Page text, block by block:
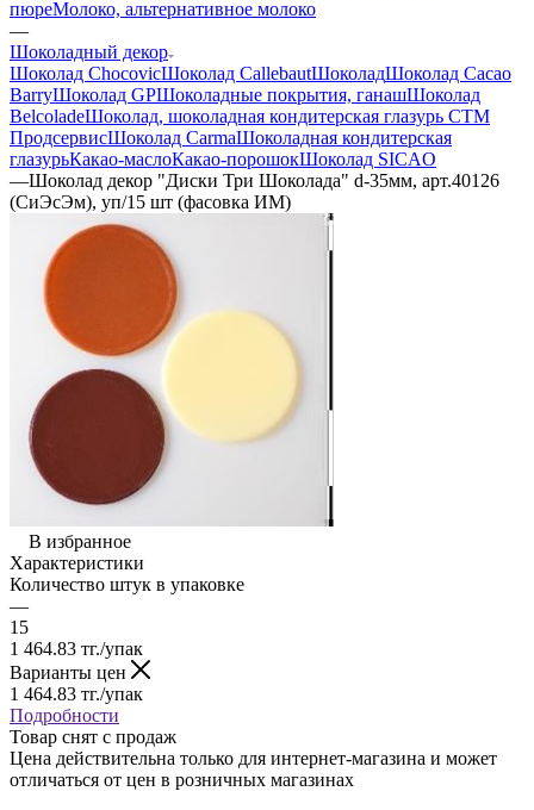
пюреМолоко, альтернативное молоко
—
Шоколадный декор
Шоколад ChocovicШоколад CallebautШоколадШоколад Cacao
BarryШоколад GPШоколадные покрытия, ганашШоколад
BelcoladeШоколад, шоколадная кондитерская глазурь СТМ
ПродсервисШоколад CarmaШоколадная кондитерская
глазурьКакао-маслоКакао-порошокШоколад SICAO
—Шоколад декор "Диски Три Шоколада" d-35мм, арт.40126
(СиЭсЭм), уп/15 шт (фасовка ИМ)
В избранное
Характеристики
Количество штук в упаковке
—
15
1 464.83 тг./упак
Варианты цен
1 464.83 тг./упак
Подробности
Товар снят с продаж
Цена действительна только для интернет-магазина и может
отличаться от цен в розничных магазинах